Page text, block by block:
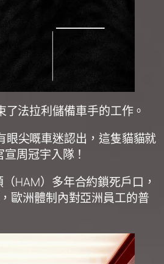
法拉利儲備車手的工作。
眼尖嘅車迷認出，這隻貓貓就
周冠宇入隊！
HAM）多年合約鎖死戶口，
歐洲體制內對亞洲員工的普